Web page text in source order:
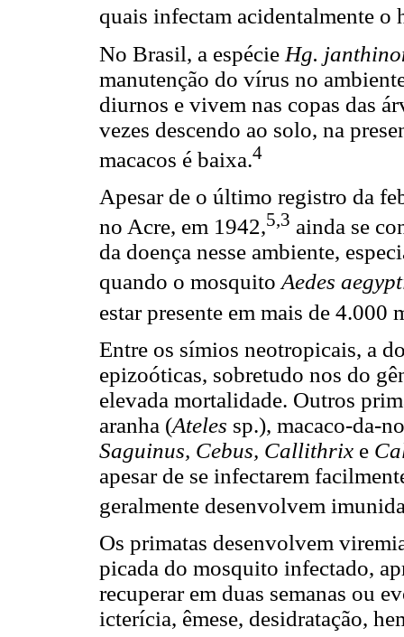
quais infectam acidentalmente o
No Brasil, a espécie Hg.
manutenção do vírus no
diurnos e vivem nas copas das
vezes descendo ao solo, na
macacos é baixa.4
Apesar de o último registro da
no Acre, em 1942,5,3 ainda se
da doença nesse ambiente,
quando o mosquito Aedes
estar presente em mais de
Entre os símios neotropicais, a
epizoóticas, sobretudo nos do
elevada mortalidade. Outros
aranha (Ateles sp.), macaco-da-
Saguinus, Cebus, Callithrix e
apesar de se infectarem
geralmente desenvolvem
Os primatas desenvolvem
picada do mosquito infectado,
recuperar em duas semanas ou
icterícia, êmese, desidratação,